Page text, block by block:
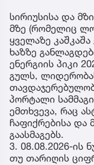
სირიუსისა და
მზე (რომელიც
ყველაზე
ხაზზე
ენერგიის პიკი
გულს,
პორტალი
ემთხვევა, რაც
ჩაფიქრებისა და
გაასმაგებს.
3. 08.08.2026-ის
თუ თარიღის